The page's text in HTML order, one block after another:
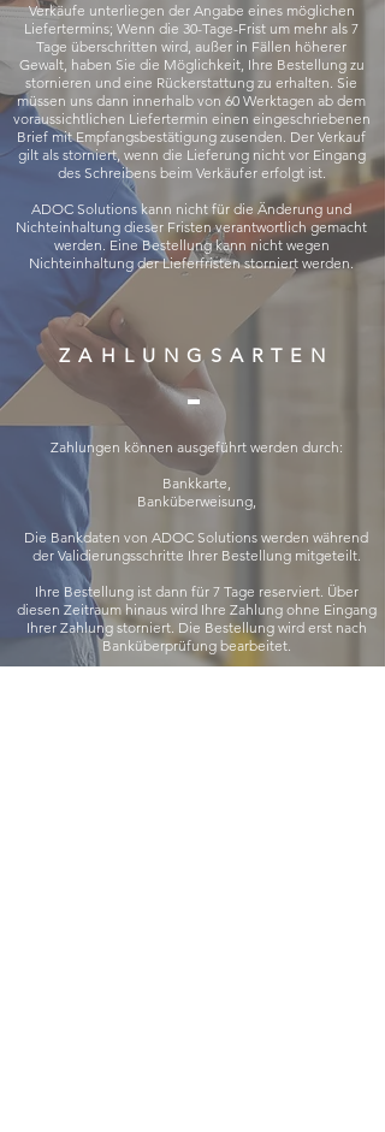
Verkäufe unterliegen der Angabe eines möglichen
Liefertermins; Wenn die 30-Tage-Frist um mehr als 7
Tage überschritten wird, außer in Fällen höherer
Gewalt, haben Sie die Möglichkeit, Ihre Bestellung zu
stornieren und eine Rückerstattung zu erhalten. Sie
müssen uns dann innerhalb von 60 Werktagen ab dem
voraussichtlichen Liefertermin einen eingeschriebenen
Brief mit Empfangsbestätigung zusenden. Der Verkauf
gilt als storniert, wenn die Lieferung nicht vor Eingang
des Schreibens beim Verkäufer erfolgt ist.
ADOC Solutions kann nicht für die Änderung und
Nichteinhaltung dieser Fristen verantwortlich gemacht
werden. Eine Bestellung kann nicht wegen
Nichteinhaltung der Lieferfristen storniert werden.
ZAHLUNGSARTEN
Zahlungen können ausgeführt werden durch:
Bankkarte,
Banküberweisung,
Die Bankdaten von ADOC Solutions werden während
der Validierungsschritte Ihrer Bestellung mitgeteilt.
Ihre Bestellung ist dann für 7 Tage reserviert. Über
diesen Zeitraum hinaus wird Ihre Zahlung ohne Eingang
Ihrer Zahlung storniert. Die Bestellung wird erst nach
Banküberprüfung bearbeitet.